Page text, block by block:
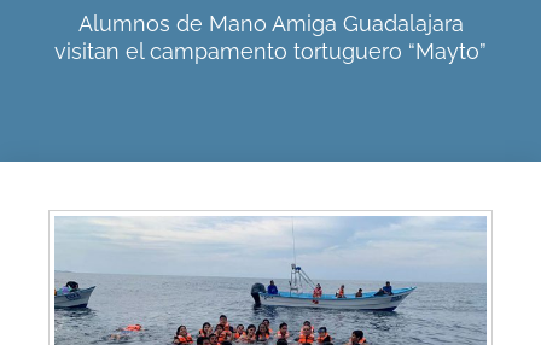
Alumnos de Mano Amiga Guadalajara
visitan el campamento tortuguero “Mayto”